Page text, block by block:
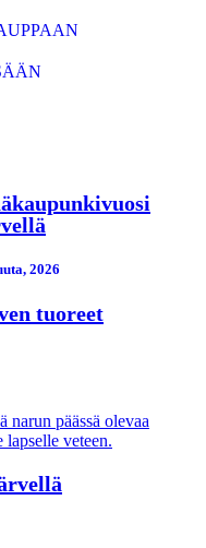
2026
tuoreet